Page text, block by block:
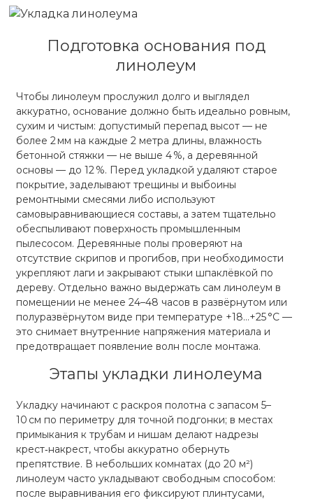
Подготовка основания под
линолеум
Чтобы линолеум прослужил долго и выглядел
аккуратно, основание должно быть идеально ровным,
сухим и чистым: допустимый перепад высот — не
более 2 мм на каждые 2 метра длины, влажность
бетонной стяжки — не выше 4 %, а деревянной
основы — до 12 %. Перед укладкой удаляют старое
покрытие, заделывают трещины и выбоины
ремонтными смесями либо используют
самовыравнивающиеся составы, а затем тщательно
обеспыливают поверхность промышленным
пылесосом. Деревянные полы проверяют на
отсутствие скрипов и прогибов, при необходимости
укрепляют лаги и закрывают стыки шпаклёвкой по
дереву. Отдельно важно выдержать сам линолеум в
помещении не менее 24–48 часов в развёрнутом или
полуразвёрнутом виде при температуре +18…+25 °C —
это снимает внутренние напряжения материала и
предотвращает появление волн после монтажа.
Этапы укладки линолеума
Укладку начинают с раскроя полотна с запасом 5–
10 см по периметру для точной подгонки; в местах
примыкания к трубам и нишам делают надрезы
крест‑накрест, чтобы аккуратно обернуть
препятствие. В небольших комнатах (до 20 м²)
линолеум часто укладывают свободным способом:
после выравнивания его фиксируют плинтусами,